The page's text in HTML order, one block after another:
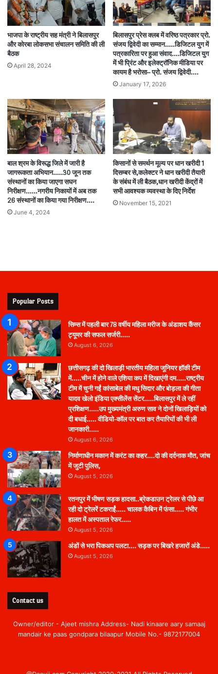
भाजपा के राष्ट्रीय सह मंत्री ने बिलासपुर
और कोरबा लोकसभा संचालन समिति की ली
बैठक
April 28, 2024
बिलासपुर प्रेस क्लब में वरिष्ठ पत्रकार प्रो.
संजय द्विवेदी का सम्मान…..डिजिटल युग में
पत्रकारिता पर हुआ संवाद….डिजिटल युग
में भी प्रिंट और इलेक्ट्रॉनिक मीडिया पर
कायम है भरोसा– प्रो. संजय द्विवेदी….
January 17, 2026
बाल श्रम के विरूद्ध जिले में जारी है
जागरूकता अभियान…..30 जून तक
संस्थानों का किया जाएगा सघन
निरीक्षण……नगरीय निकायों में अब तक
26 संस्थानों का किया गया निरीक्षण….
June 4, 2024
किसानों से समर्थन मूल्य पर धान खरीदी 1
दिसम्बर से,कलेक्टर ने धान खरीदी तैयारी
के संबंध में ली बैठक,धान खरीदी केंद्रों में
सभी आवश्यक व्यवस्था के दिए निर्देश
November 15, 2021
Popular Posts
सिम्स में पहली बार 78 वर्षीय महिला मरीज के अंडाशय कैंसर
ट्यूमर की सफल सर्जरी…..
August 6, 2026
छत्तीसगढ़ की दो खिलाड़ी भारतीय महिला जूनियर हॉकी टीम
में…..चीन में होने वाले एशिया कप में दिखाएंगी दम…..राष्ट्रीय
टीम में चुनी गईं कांसाबेल की मधु सिदार और बोड़ला की गीता
यादव खेलो इंडिया एक्सीलेंस सेंटर…..बिलासपुर में ले रहीं
प्रशिक्षण…..उप मुख्यमंत्री अरुण साव ने दोनों खिलाड़ियों को
दी बधाई….. वीडियो-कॉल पर बात कर तैयारियों की भी ली
जानकारी…..
August 6, 2026
निर्माणाधीन मकान में करंट का कहर….दो की दर्दनाक मौत, जांच
में जुटी पुलिस,
August 5, 2026
रतनपुर में भीषण सड़क हादसा..ब्रेकडाउन ट्रेलर से पीछे आ
रही दो ट्रेलरें टकराईं….. चालक कैबिन में फंसा….. गंभीर
हालत में अस्पताल रेफर…..
August 5, 2026
अंडों से भरा पिकअप पलटा…. सड़क पर बिखरे हजारों अंडे…..
August 5, 2026
Contact us
Owner/editor - Ajeet mishra Address- Nadi kinaare aary samaaj
mandair ke paas gondpara bilaapur Mobile No.- 9872177004